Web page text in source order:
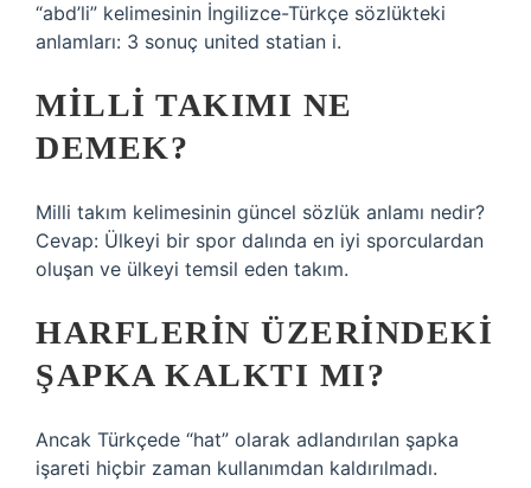
“abd’li” kelimesinin İngilizce-Türkçe sözlükteki
anlamları: 3 sonuç united statian i.
MILLI TAKIMI NE
DEMEK?
Milli takım kelimesinin güncel sözlük anlamı nedir?
Cevap: Ülkeyi bir spor dalında en iyi sporculardan
oluşan ve ülkeyi temsil eden takım.
HARFLERIN ÜZERINDEKI
ŞAPKA KALKTI MI?
Ancak Türkçede “hat” olarak adlandırılan şapka
işareti hiçbir zaman kullanımdan kaldırılmadı.